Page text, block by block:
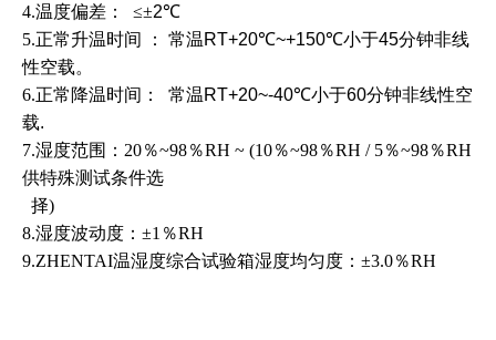
4.温度偏差： ≤±2℃
5.正常升温时间 ： 常温RT+20℃~+150℃小于45分钟非线
性空载。
6.正常降温时间： 常温RT+20~-40℃小于60分钟非线性空
载.
7.湿度范围： 20％~98％RH ~ (10％~98％RH / 5％~98％RH
供特殊测试条件选
择)
8.湿度波动度：±1 ％RH
9.ZHENTAI温湿度综合试验箱湿度均匀度：±3.0％RH